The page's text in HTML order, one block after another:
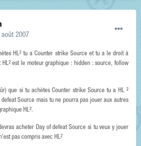
août 2007
HL² tu a Counter strike Source et tu a le droit à
est le moteur graphique : hidden : source, follow
que si tu achètes Counter strike Source tu a HL ²
Source mais tu ne pourra pas jouer aux autres
HL².
acheter Day of defeat Source si tu veux y jouer
pas compris avec HL²